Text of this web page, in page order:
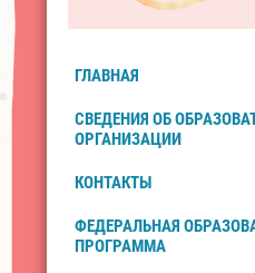
ГЛАВНАЯ
СВЕДЕНИЯ ОБ
ОРГАНИЗАЦИИ
КОНТАКТЫ
ФЕДЕРАЛЬНАЯ
ПРОГРАММА